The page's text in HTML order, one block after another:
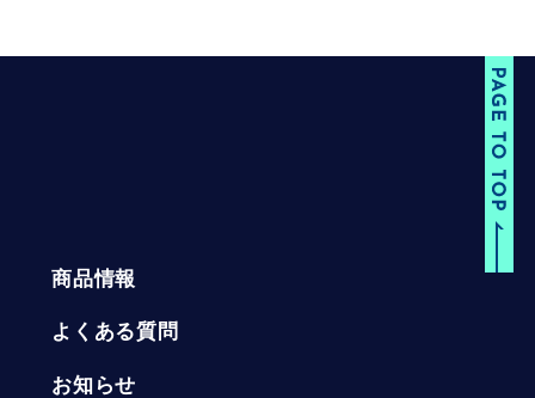
商品情報
よくある質問
お知らせ